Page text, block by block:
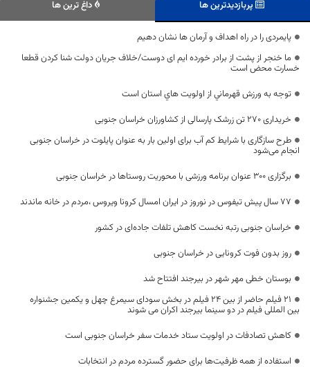
پربازدیدترین ها داغ ترین ها
پایمردی را در راه اهداف و آرمان ها نشان دهیم
ما خنجر از پشت از برادر خورده ایم ای دوست/خلاف جریان دولت شنا کردن قطعا
خسارت محض است
توجه به ورزش قهرماني از اولويت هاي استان است
خریداری 270 تن زرشک پارسالی از کشاورزان خراسان جنوبی
طرح سازگاری با شرایط کم آب برای اولین بار به عنوان پایلوت در خراسان جنوبی
انجام می‌شود
برگزاری ۳۰۰ عنوان برنامه ورزشی با محوریت روستاها در خراسان جنوبی
77 سال پیش تیفوس در نوروز در ایران امسال کرونا ویروس ،مردم در خانه ماندند
خراسان جنوبی رتبه نخست کاهش تلفات جاده‌ای در کشور
روز بدون فوت کرونایی در خراسان جنوبی
بوستان خطی مهر شهر در بیرجند افتتاح شد
21 فیلم‌ حاضر از بین 24 فیلم در بخش سودای سیمرغ چهل و یکمین جشنواره
بین المللی فیلم در دو سینما بیرجند اکران می شوند
کاهش تصادفات در اولویت ستاد خدمات سفر خراسان جنوبی است
استفاده از همه ظرفیت‌ها برای حضور گسترده مردم در انتخابات